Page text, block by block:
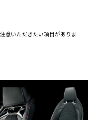
いただきたい項目がありま